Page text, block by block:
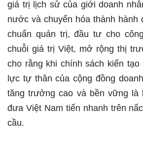
giá trị lịch sử của giới doanh
nước và chuyển hóa thành hành
chuẩn quản trị, đầu tư cho
chuỗi giá trị Việt, mở rộng thị
cho rằng khi chính sách kiến
lực tự thân của cộng đồng
tăng trưởng cao và bền vững là
đưa Việt Nam tiến nhanh trên
cầu.